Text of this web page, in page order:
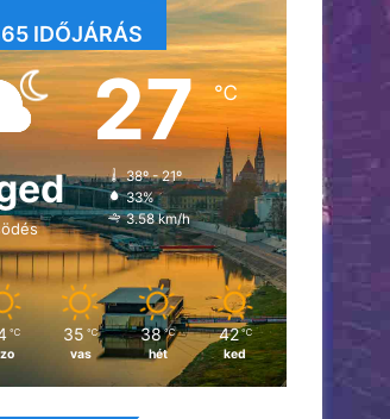
IDŐJÁRÁS
27℃
38º - 21º
33%
3.58 km/h
℃ 35 ℃
vas
38 ℃
hét
42 ℃
ked